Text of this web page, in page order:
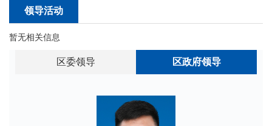
领导活动
暂无相关信息
区委领导 区政府领导